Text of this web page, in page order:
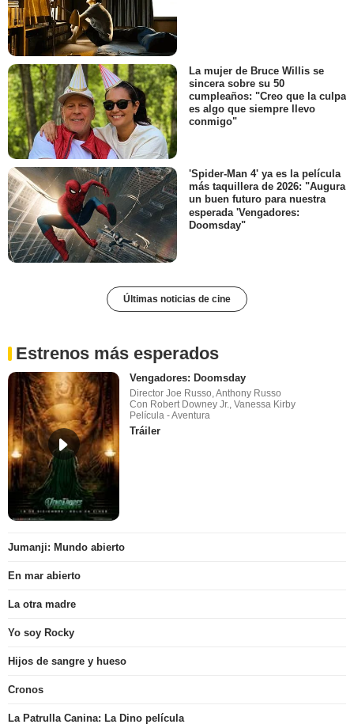
La mujer de Bruce Willis se
sincera sobre su 50
cumpleaños: "Creo que la culpa
es algo que siempre llevo
conmigo"
'Spider-Man 4' ya es la película
más taquillera de 2026: "Augura
un buen futuro para nuestra
esperada 'Vengadores:
Doomsday"
Últimas noticias de cine
Estrenos más esperados
Vengadores: Doomsday
Director Joe Russo, Anthony Russo
Con Robert Downey Jr., Vanessa Kirby
Película - Aventura
Tráiler
Jumanji: Mundo abierto
En mar abierto
La otra madre
Yo soy Rocky
Hijos de sangre y hueso
Cronos
La Patrulla Canina: La Dino película